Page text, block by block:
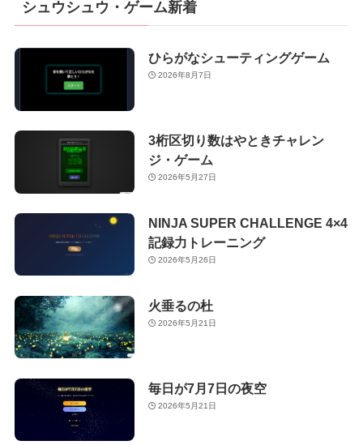
シュウシュウ・ゲーム新着
ひらがなシューティングゲーム
2026年8月7日
3桁区切り数はやときチャレン
ジ・ゲーム
2026年5月27日
NINJA SUPER CHALLENGE 4×4
記録力トレーニング
2026年5月26日
火垂るの杜
2026年5月21日
毎日が7月7日の夜空
2026年5月21日